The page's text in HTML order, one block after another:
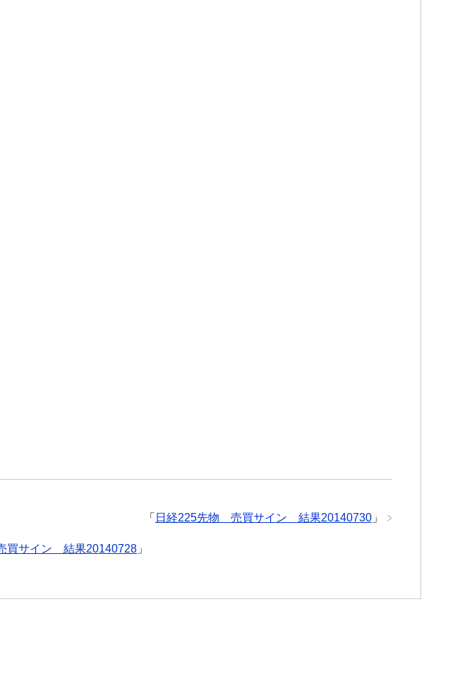
「 日経225先物 売買サイン 結果20140730 」
買サイン 結果20140728 」